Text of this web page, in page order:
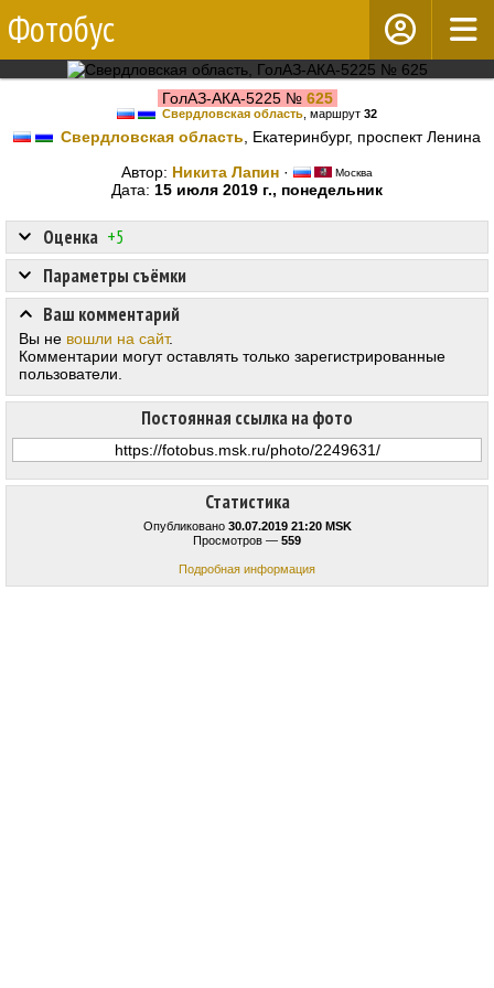
Фотобус
ГолАЗ-АКА-5225 № 625
Свердловская область , маршрут 32
Свердловская область , Екатеринбург, проспект Ленина
Автор: Никита Лапин · Москва
Дата: 15 июля 2019 г., понедельник
Статистика
Опубликовано 30.07.2019 21:20 MSK
Просмотров — 559
Подробная информация
Оценка +5
Постоянная ссылка на фото
Параметры съёмки
Ваш комментарий
Вы не вошли на сайт.
Комментарии могут оставлять только зарегистрированные
пользователи.